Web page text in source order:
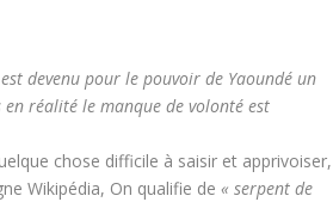
devenu pour le pouvoir de Yaoundé un
réalité le manque de volonté est
chose difficile à saisir et apprivoiser,
Wikipédia, On qualifie de« serpent de